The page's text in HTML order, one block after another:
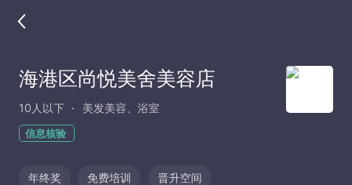
海港区尚悦美舍美容店
10人以下 美发美容、浴室
信息核验
年终奖 免费培训 晋升空间